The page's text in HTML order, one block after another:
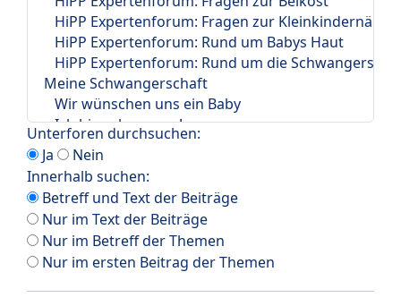
Unterforen durchsuchen:
Ja
Nein
Innerhalb suchen:
Betreff und Text der Beiträge
Nur im Text der Beiträge
Nur im Betreff der Themen
Nur im ersten Beitrag der Themen